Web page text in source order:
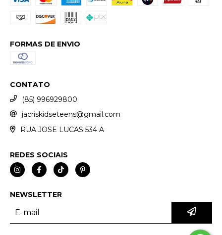
FORMAS DE ENVIO
CONTATO
(85) 996929800
jacriskidseteens@gmail.com
RUA JOSE LUCAS 534 A
REDES SOCIAIS
NEWSLETTER